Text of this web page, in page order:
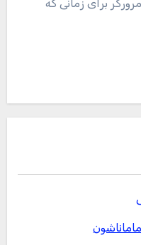
برای زمانی که